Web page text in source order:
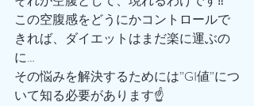
この空腹感をどうにかコントロールで
きれば、ダイエットはまだ楽に運ぶの
に…
その悩みを解決するためには”GI値”につ
いて知る必要があります☝️